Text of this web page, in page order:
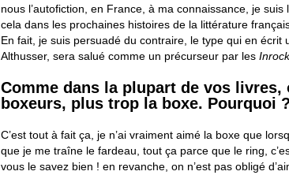
nous l’autofiction, en France, à ma connaissance, je
cela dans les prochaines histoires de la littérature
En fait, je suis persuadé du contraire, le type qui en écrit
Althusser, sera salué comme un précurseur par les
Comme dans la plupart de vos livres,
boxeurs, plus trop la boxe. Pourquoi ?
C’est tout à fait ça, je n’ai vraiment aimé la boxe que
que je me traîne le fardeau, tout ça parce que le ring,
vous le savez bien ! en revanche, on n’est pas obligé